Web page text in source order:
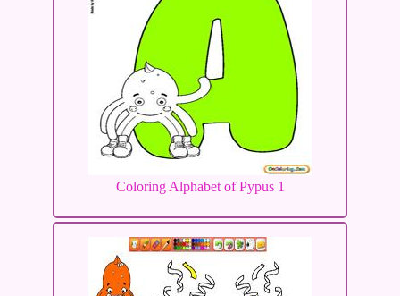
Coloring Alphabet of Pypus 1